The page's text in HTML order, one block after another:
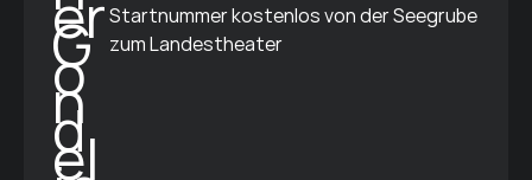
Startnummer kostenlos von der Seegrube
zum Landestheater